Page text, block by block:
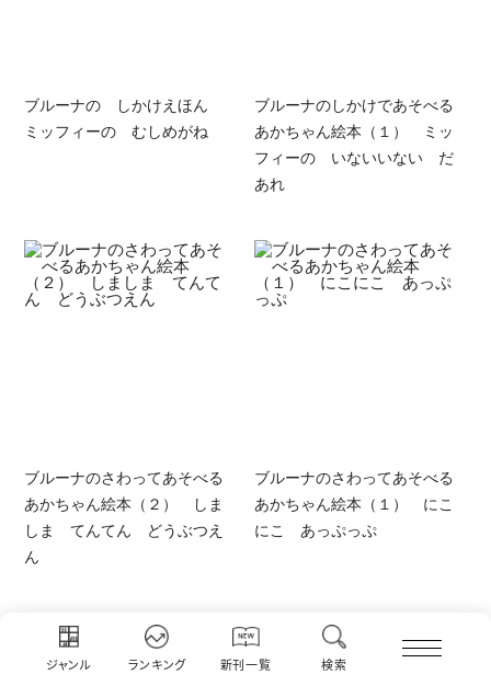
ジャンル ランキング 新刊一覧 検索
ブルーナの しかけえほん
ミッフィーの むしめがね
ブルーナのしかけであそべる
あかちゃん絵本（１） ミッ
フィーの いないいない だ
あれ
ブルーナのさわってあそべる
あかちゃん絵本（２） しま
しま てんてん どうぶつえ
ん
ブルーナのさわってあそべる
あかちゃん絵本（１） にこ
にこ あっぷっぷ